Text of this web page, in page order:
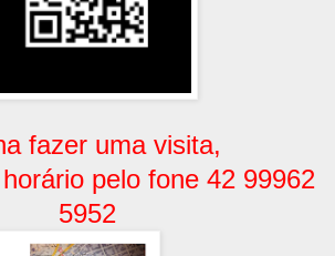
fazer uma visita,
pelo fone 42 99962
5952